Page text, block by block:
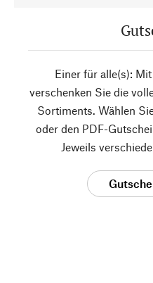
Einer für alle(s):
verschenken Sie die
Sortiments. Wählen
oder den PDF-
Jeweils